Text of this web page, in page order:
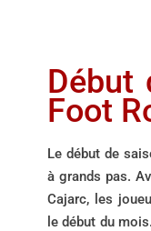
Début
Foot
Le début de
à grands pas.
Cajarc, les
le début du